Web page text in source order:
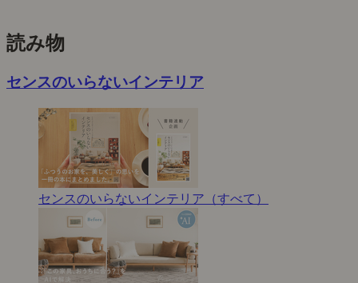
読み物
センスのいらないインテリア
センスのいらないインテリア（すべて）